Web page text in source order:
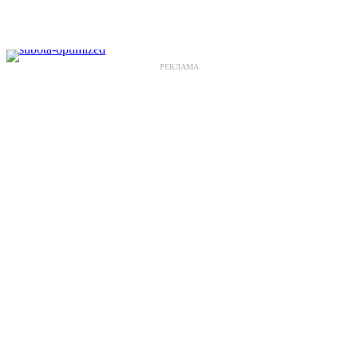
РЕКЛАМА